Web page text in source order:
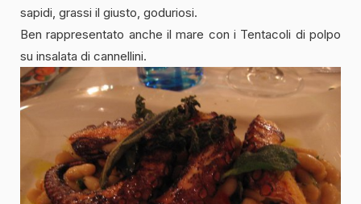
sapidi, grassi il giusto, goduriosi.
Ben rappresentato anche il mare con i Tentacoli di polpo
su insalata di cannellini.